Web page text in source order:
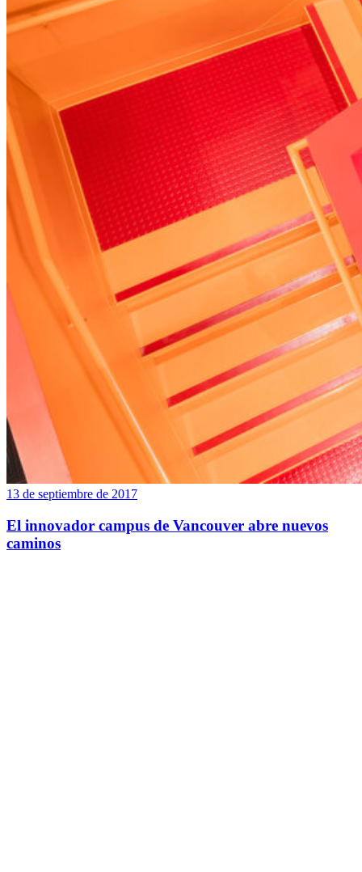
13 de septiembre de 2017
El innovador campus de Vancouver abre nuevos
caminos